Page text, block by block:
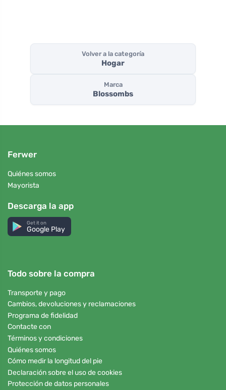
Volver a la categoría
Hogar
Marca
Blossombs
Ferwer
Quiénes somos
Mayorista
Descarga la app
Get it on
Google Play
Todo sobre la compra
Transporte y pago
Cambios, devoluciones y reclamaciones
Programa de fidelidad
Contacte con
Términos y condiciones
Quiénes somos
Cómo medir la longitud del pie
Declaración sobre el uso de cookies
Protección de datos personales